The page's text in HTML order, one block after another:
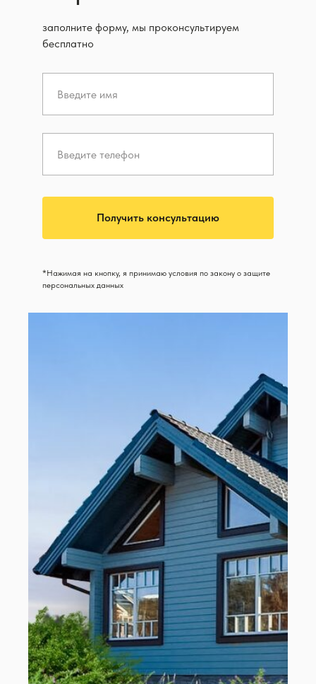
заполните форму, мы проконсультируем
бесплатно
Получить консультацию
*Нажимая на кнопку, я принимаю условия по закону о защите
персональных данных